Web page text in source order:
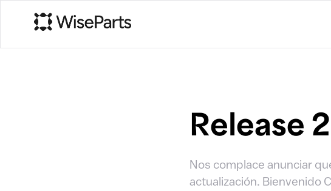
Release
Nos complace anunciar
actualización. Bienvenido